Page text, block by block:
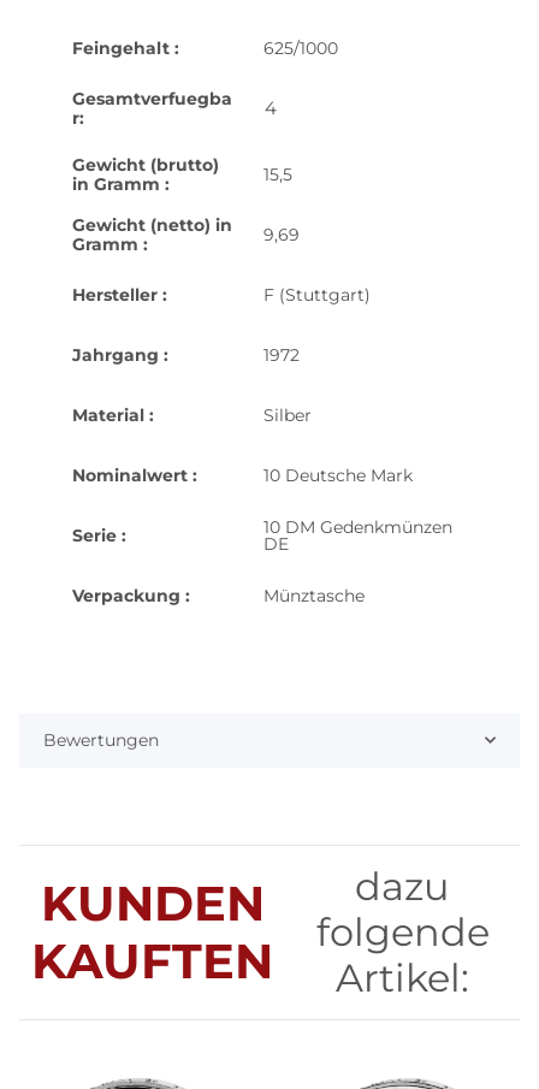
Feingehalt : 625/1000
Gesamtverfuegba
r:
4
Gewicht (brutto)
in Gramm :
15,5
Gewicht (netto) in
Gramm :
9,69
Hersteller : F (Stuttgart)
Jahrgang : 1972
Material : Silber
Nominalwert : 10 Deutsche Mark
Serie : 10 DM Gedenkmünzen
DE
Verpackung : Münztasche
Bewertungen
KUNDEN
KAUFTEN
dazu
folgende
Artikel: